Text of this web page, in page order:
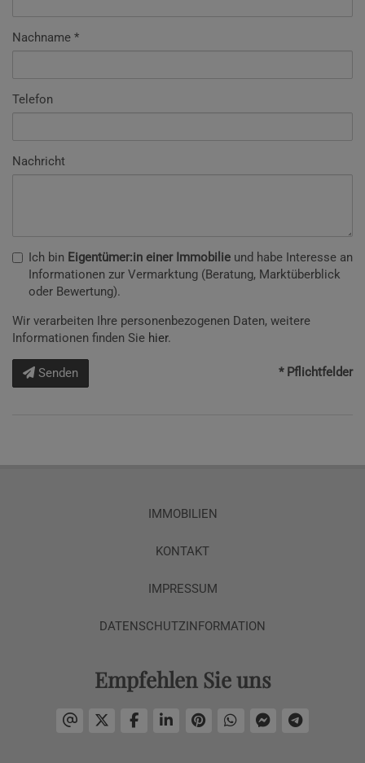
Nachname
Telefon
Nachricht
Ich bin Eigentümer:in einer Immobilie und habe Interesse an
Informationen zur Vermarktung (Beratung, Marktüberblick
oder Bewertung).
Wir verarbeiten Ihre personenbezogenen Daten, weitere
Informationen finden Sie hier.
Senden * Pflichtfelder
IMMOBILIEN
KONTAKT
IMPRESSUM
DATENSCHUTZINFORMATION
Empfehlen Sie uns